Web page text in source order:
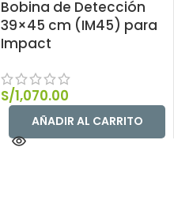
Bobina de Detección
39×45 cm (IM45) para
Impact
S/1,070.00
AÑADIR AL CARRITO